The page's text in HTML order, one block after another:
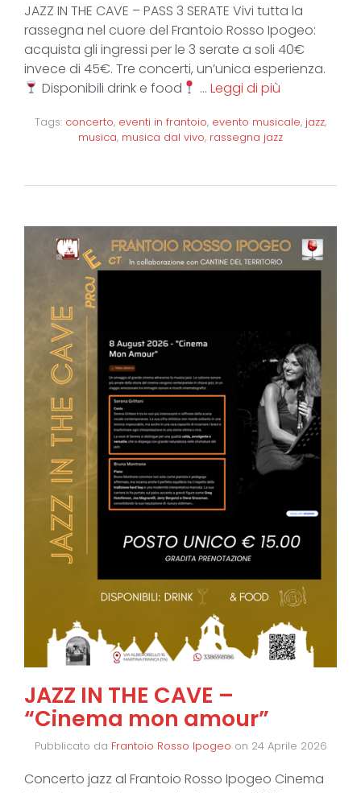
JAZZ IN THE CAVE – PASS 3 SERATE Vivi tutta la
rassegna nel cuore del Frantoio Rosso Ipogeo:
acquista gli ingressi per le 3 serate a soli 40€
invece di 45€. Tre concerti, un’unica esperienza.
Disponibili drink e food
…Leggi di più
Tags: concerto, eventi in frantoio, evento musicale, jazz,
musica, musica dal vivo, rassegna jazz
JAZZ IN THE CAVE –
“Cinema mon amour”
Pubblicato da Frantoio Rosso Ipogeo on 24 Aprile 2026
Concerto jazz al Frantoio Rosso Ipogeo Cinema